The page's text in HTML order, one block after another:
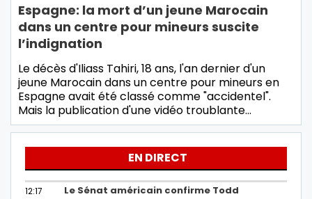
Espagne: la mort d’un jeune Marocain
dans un centre pour mineurs suscite
l’indignation
Le décès d'Iliass Tahiri, 18 ans, l'an dernier d'un
jeune Marocain dans un centre pour mineurs en
Espagne avait été classé comme "accidentel".
Mais la publication d'une vidéo troublante…
EN DIRECT
12:17
Le Sénat américain confirme Todd